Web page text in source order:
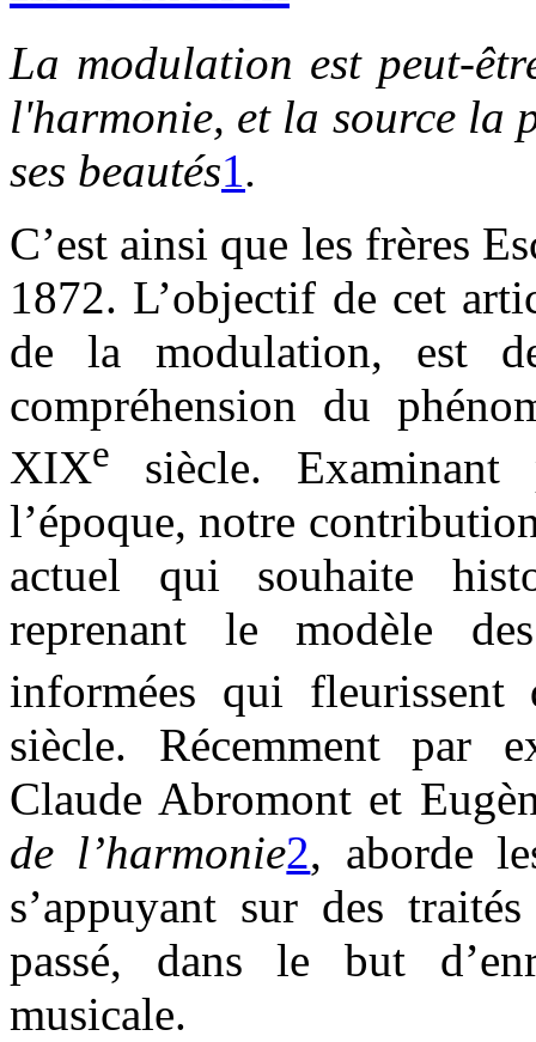
La modulation est peut-
l'harmonie, et la source la
ses beautés1.
C’est ainsi que les frères
1872. L’objectif de cet
de la modulation, est
compréhension du
XIXe
siècle. Examinant
l’époque, notre
actuel qui souhaite
reprenant le modèle
informées qui
siècle. Récemment par
Claude Abromont et
de l’harmonie2, aborde
s’appuyant sur des
passé, dans le but
musicale.